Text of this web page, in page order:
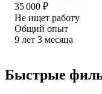
35 000 ₽
Не ищет работу
Общий опыт
9 лет 3 месяца
Быстрые